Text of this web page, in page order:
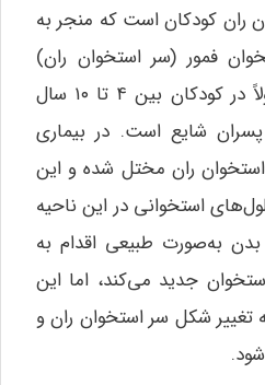
ران کودکان است که منجر به
فمور (سر استخوان ران)
می‌شود. این بیماری معمولاً در کودکان بین ۴ تا ۱۰ سال
شایع است. در بیماری
ران مختل شده و این
استخوانی در این ناحیه
به‌صورت طبیعی اقدام به
جدید می‌کند، اما این
تغییر شکل سر استخوان ران و